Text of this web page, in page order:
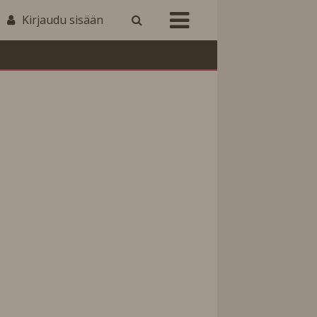
Kirjaudu sisään